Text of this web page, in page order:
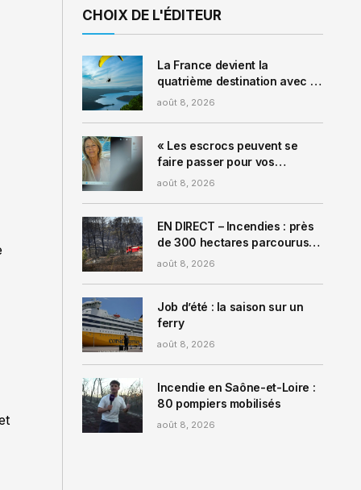
CHOIX DE L'ÉDITEUR
La France devient la
quatrième destination avec le
plus d’expériences à
coup sûr
août 8, 2026
« Les escrocs peuvent se
faire passer pour vos
enfants » : ces très
août 8, 2026
EN DIRECT – Incendies : près
de 300 hectares parcourus
dans la Drôme, les feux du
août 8, 2026
Job d’été : la saison sur un
ferry
août 8, 2026
Incendie en Saône-et-Loire :
80 pompiers mobilisés
août 8, 2026